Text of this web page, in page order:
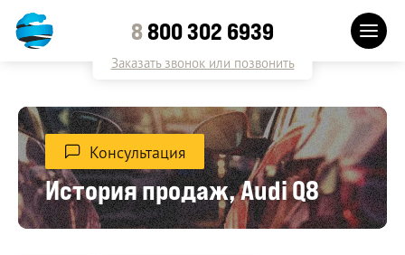
8800 302 6939
Заказать звонок или позвонить
История продаж, Audi Q8
Консультация